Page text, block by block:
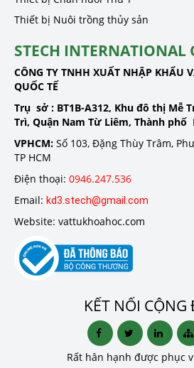
Thiết bị Nuôi trồng thủy sản
STECH INTERNATIONAL
CÔNG TY TNHH XUẤT NHẬP KHẨU
QUỐC TẾ
Trụ sở : BT1B-A312, Khu đô thị Mễ
Trì, Quận Nam Từ Liêm, Thành phố
VPHCM: Số 103, Đặng Thùy Trâm,
TP HCM
Điện thoại: 0946.247.536
Email: kd3.stech@gmail.com
Website: vattukhoahoc.com
KẾT NỐI CỘNG
Rất hân hạnh được phục